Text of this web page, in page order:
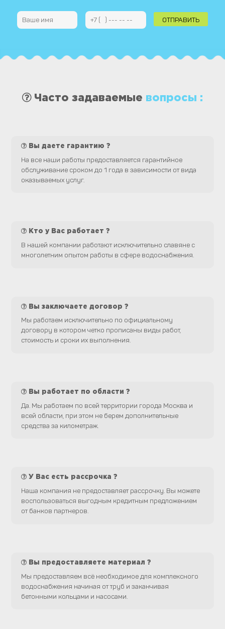
Часто задаваемые вопросы :
Вы даете гарантию ?
На все наши работы предоставляется гарантийное
обслуживание сроком до 1 года в зависимости от вида
оказываемых услуг.
Кто у Вас работает ?
В нашей компании работают исключительно славяне с
многолетним опытом работы в сфере водоснабжения.
Вы заключаете договор ?
Мы работаем исключительно по официальному
договору в котором четко прописаны виды работ,
стоимость и сроки их выполнения.
Вы работает по области ?
Да. Мы работаем по всей территории города Москва и
всей области, при этом не берем дополнительные
средства за километраж.
У Вас есть рассрочка ?
Наша компания не предоставляет рассрочку. Вы можете
воспользоваться выгодным кредитным предложением
от банков партнеров.
Вы предоставляете материал ?
Мы предоставляем всё необходимое для комплексного
водоснабжения начиная от труб и заканчивая
бетонными кольцами и насосами.